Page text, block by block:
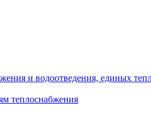
и водоотведения, единых
теплоснабжения